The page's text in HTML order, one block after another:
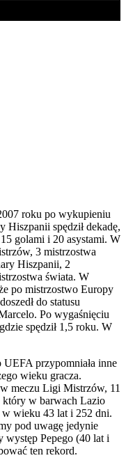
roku po wykupieniu
spędził dekadę,
golami i 20 asystami. W
3 mistrzostwa
Hiszpanii, 2
świata. W
po mistrzostwo Europy
do statusu
Po wygaśnięciu
spędził 1,5 roku. W
przypomniała inne
wieku gracza.
meczu Ligi Mistrzów, 11
który w barwach Lazio
wieku 43 lat i 252 dni.
pod uwagę jedynie
występ Pepego (40 lat i
ten rekord.